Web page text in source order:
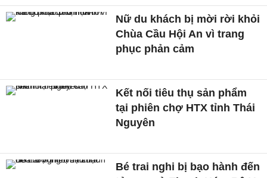
Nữ du khách bị mời rời khỏi
Chùa Cầu Hội An vì trang
phục phản cảm
Kết nối tiêu thụ sản phẩm
tại phiên chợ HTX tỉnh Thái
Nguyên
Bé trai nghi bị bạo hành đến